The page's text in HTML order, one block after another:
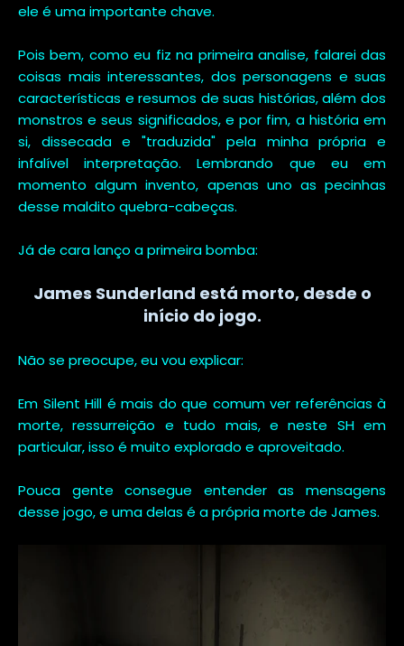
ele é uma importante chave.
Pois bem, como eu fiz na primeira analise, falarei das
coisas mais interessantes, dos personagens e suas
características e resumos de suas histórias, além dos
monstros e seus significados, e por fim, a história em
si, dissecada e "traduzida" pela minha própria e
infalível interpretação. Lembrando que eu em
momento algum invento, apenas uno as pecinhas
desse maldito quebra-cabeças.
Já de cara lanço a primeira bomba:
James Sunderland está morto, desde o
início do jogo.
Não se preocupe, eu vou explicar:
Em Silent Hill é mais do que comum ver referências à
morte, ressurreição e tudo mais, e neste SH em
particular, isso é muito explorado e aproveitado.
Pouca gente consegue entender as mensagens
desse jogo, e uma delas é a própria morte de James.